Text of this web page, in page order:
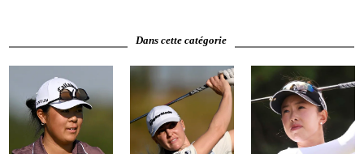
Dans cette catégorie